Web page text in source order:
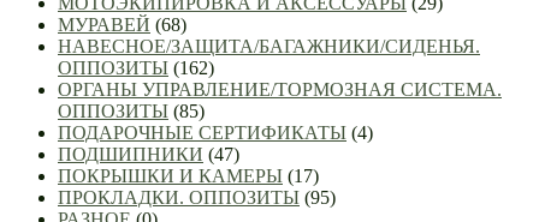
МУРАВЕЙ (68)
НАВЕСНОЕ/ЗАЩИТА/БАГАЖНИКИ/СИДЕНЬЯ.
ОППОЗИТЫ (162)
ОРГАНЫ УПРАВЛЕНИЕ/ТОРМОЗНАЯ СИСТЕМА.
ОППОЗИТЫ (85)
ПОДАРОЧНЫЕ СЕРТИФИКАТЫ (4)
ПОДШИПНИКИ (47)
ПОКРЫШКИ И КАМЕРЫ (17)
ПРОКЛАДКИ. ОППОЗИТЫ (95)